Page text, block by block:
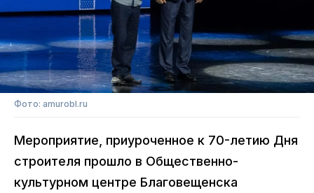
Фото: amurobl.ru
Мероприятие, приуроченное к 70-летию Дня
строителя прошло в Общественно-
культурном центре Благовещенска